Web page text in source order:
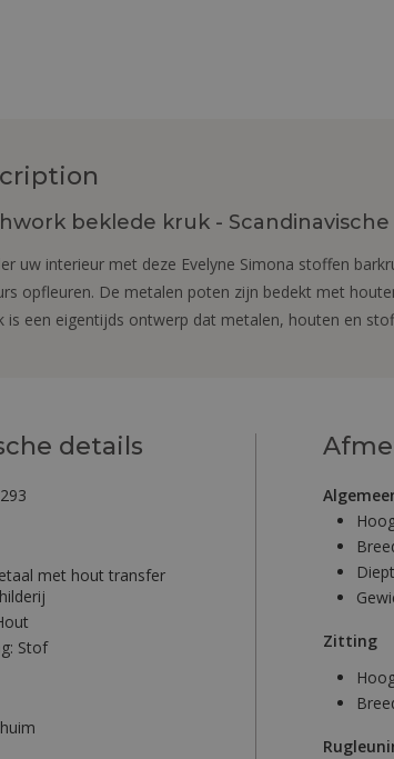
beklede kruk - Scandinavische
uw interieur met deze Evelyne Simona stoffen
opfleuren. De metalen poten zijn bedekt met
is een eigentijds ontwerp dat metalen, houten en
details
met hout transfer
Stof
Zitting